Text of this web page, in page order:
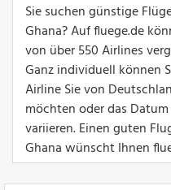
Sie suchen günstige
Ghana? Auf fluege.de
von über 550 Airlines
Ganz individuell können
Airline Sie von
möchten oder das
variieren. Einen guten
Ghana wünscht Ihnen